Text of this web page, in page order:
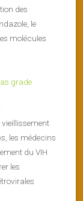
des
le
molécules
les médecins
du VIH
les